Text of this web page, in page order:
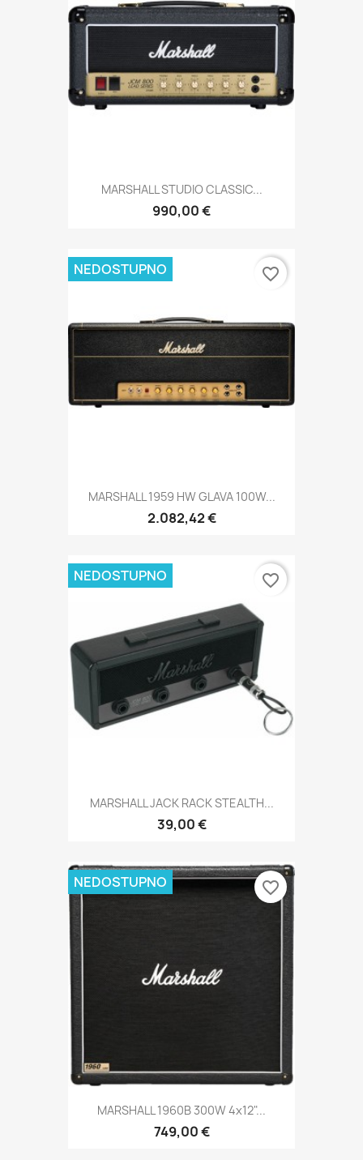
MARSHALL STUDIO CLASSIC...
990,00 €
MARSHALL 1959 HW GLAVA 100W...
2.082,42 €
NEDOSTUPNO favorite_border
MARSHALL JACK RACK STEALTH...
39,00 €
NEDOSTUPNO favorite_border
MARSHALL 1960B 300W 4x12"...
749,00 €
NEDOSTUPNO favorite_border